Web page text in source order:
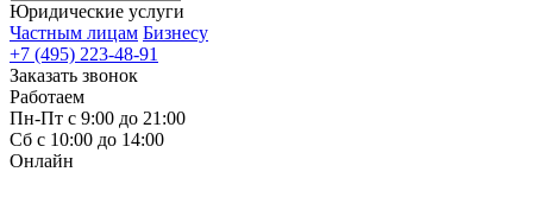
Юридические услуги
Частным лицам Бизнесу
+7 (495) 223-48-91
Заказать звонок
Работаем
Пн-Пт с 9:00 до 21:00
Сб с 10:00 до 14:00
Онлайн